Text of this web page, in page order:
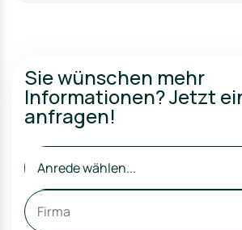
Sie wünschen mehr
Informationen? Jetzt
anfragen!
Anrede wählen...